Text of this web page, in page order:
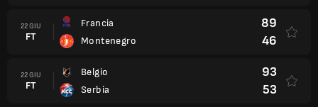
22 GIU
FT
Francia
Montenegro
89
46
22 GIU
FT
Belgio
Serbia
93
53